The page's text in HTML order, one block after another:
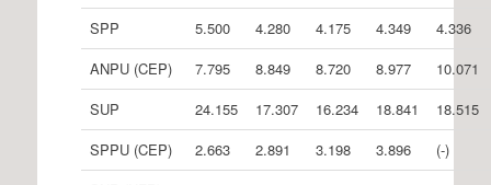
SPP
5.500 4.280 4.175 4.349
4.336
ANPU (CEP)
7.795 8.849 8.720 8.977
10.071
SUP
24.155 17.307 16.234 18.841
18.515
SPPU (CEP)
2.663 2.891 3.198 3.896
(-)